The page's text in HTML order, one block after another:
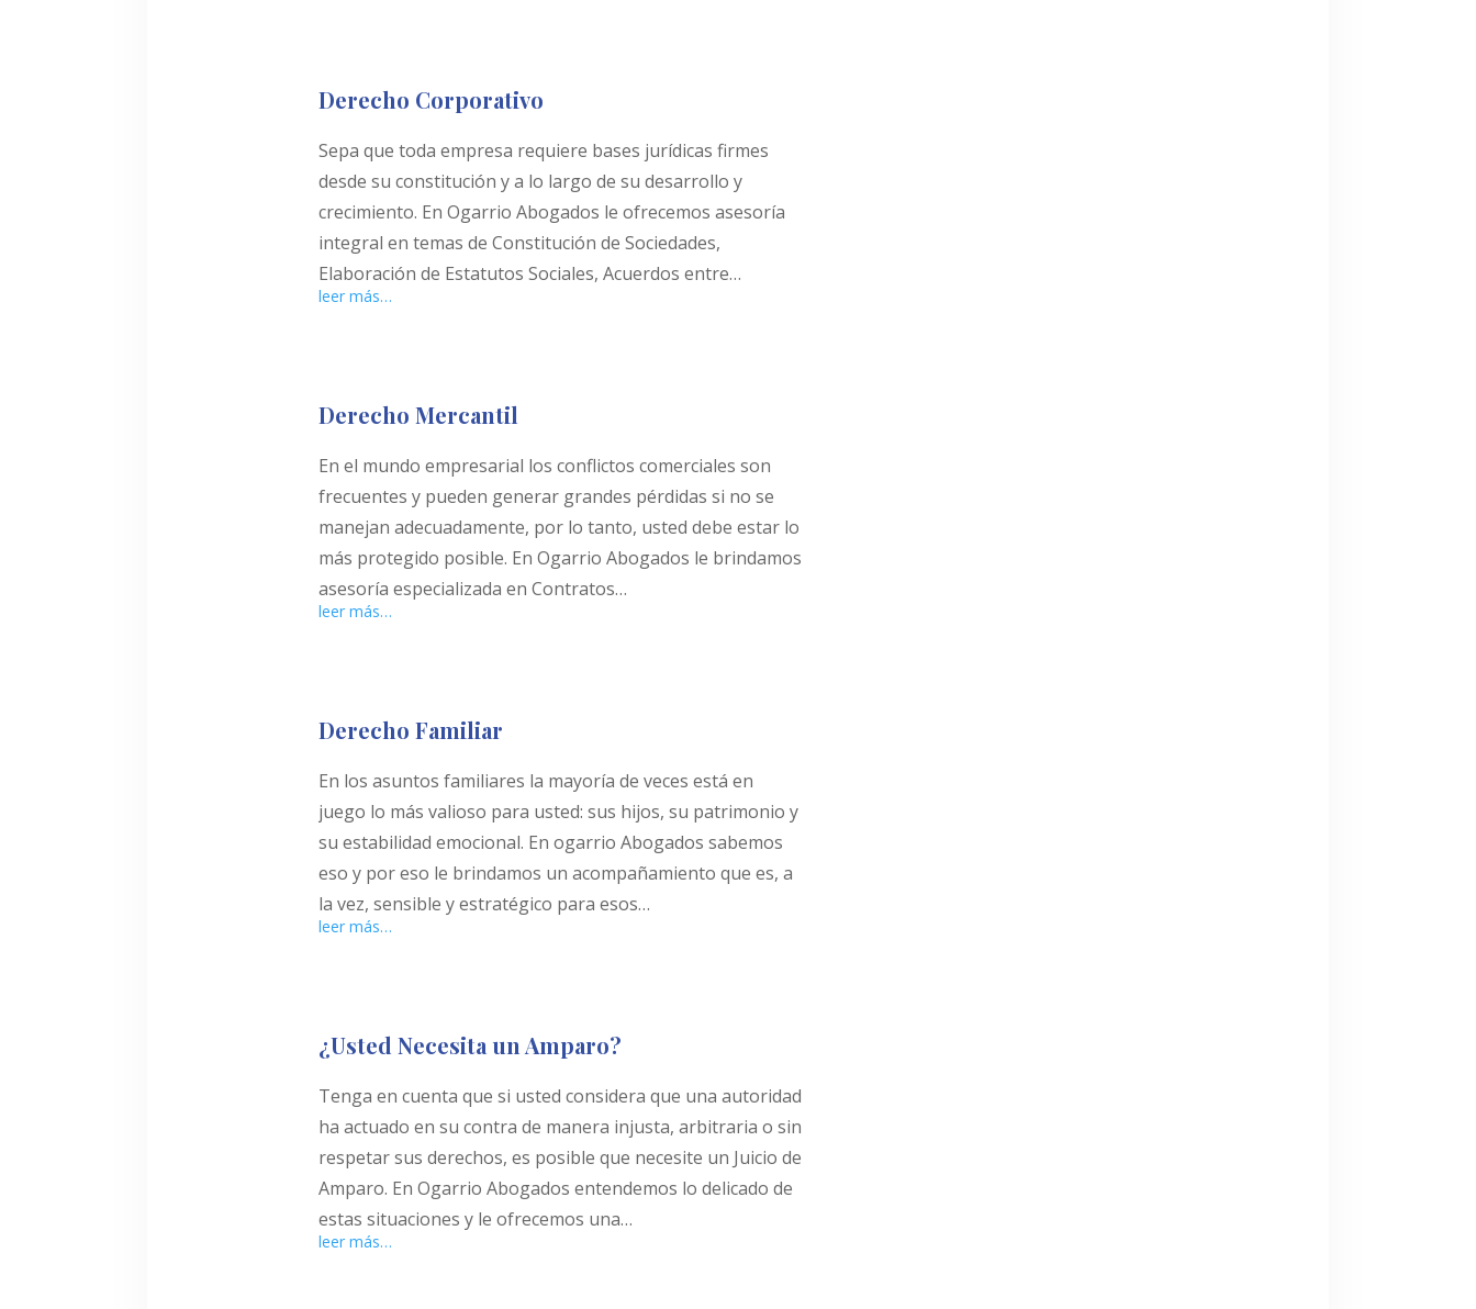
Derecho Corporativo
Sepa que toda empresa requiere bases jurídicas firmes
desde su constitución y a lo largo de su desarrollo y
crecimiento. En Ogarrio Abogados le ofrecemos asesoría
integral en temas de Constitución de Sociedades,
Elaboración de Estatutos Sociales, Acuerdos entre…
leer más…
Derecho Mercantil
En el mundo empresarial los conflictos comerciales son
frecuentes y pueden generar grandes pérdidas si no se
manejan adecuadamente, por lo tanto, usted debe estar lo
más protegido posible. En Ogarrio Abogados le brindamos
asesoría especializada en Contratos…
leer más…
Derecho Familiar
En los asuntos familiares la mayoría de veces está en
juego lo más valioso para usted: sus hijos, su patrimonio y
su estabilidad emocional. En ogarrio Abogados sabemos
eso y por eso le brindamos un acompañamiento que es, a
la vez, sensible y estratégico para esos…
leer más…
¿Usted Necesita un Amparo?
Tenga en cuenta que si usted considera que una autoridad
ha actuado en su contra de manera injusta, arbitraria o sin
respetar sus derechos, es posible que necesite un Juicio de
Amparo. En Ogarrio Abogados entendemos lo delicado de
estas situaciones y le ofrecemos una…
leer más…